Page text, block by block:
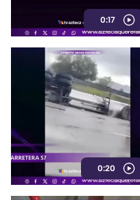
0:17
0:20